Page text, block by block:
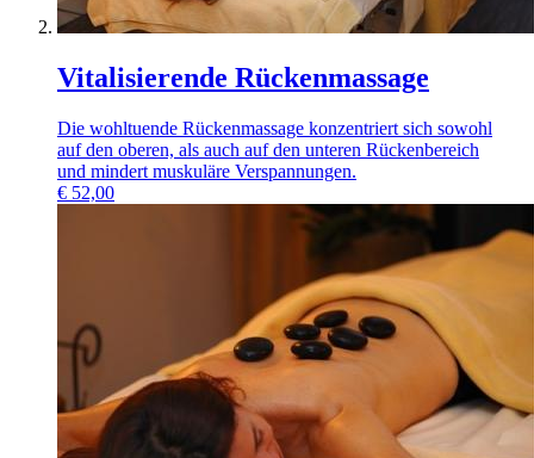
Vitalisierende Rückenmassage
Die wohltuende Rückenmassage konzentriert sich sowohl
auf den oberen, als auch auf den unteren Rückenbereich
und mindert muskuläre Verspannungen.
€ 52,00